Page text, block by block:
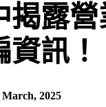
揭露營
訊！
2025